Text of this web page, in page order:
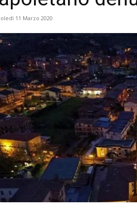
11 Marzo 2020